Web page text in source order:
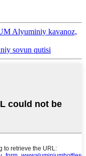
Alyuminiy kavanoz,
sovun qutisi